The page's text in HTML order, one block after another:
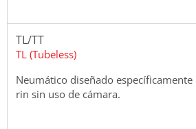
TL/TT
TL (Tubeless)
Neumático diseñado específicamente
rin sin uso de cámara.